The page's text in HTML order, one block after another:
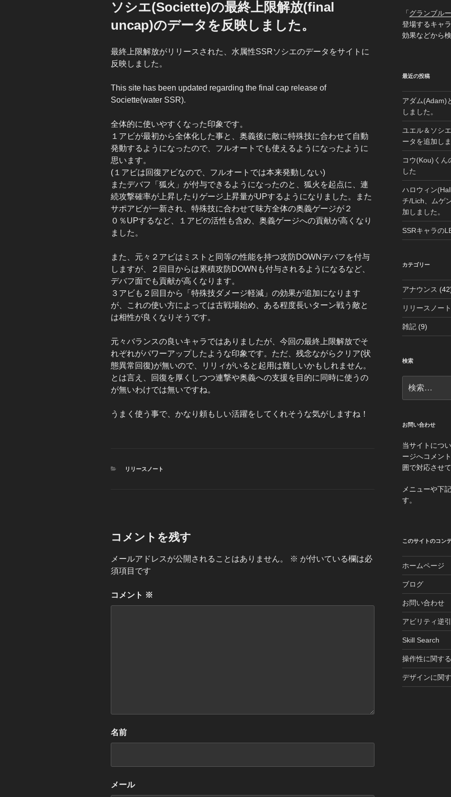
日:
ソシエ(Societte)の最終上限解放(final
uncap)のデータを反映しました。
最終上限解放がリリースされた、水属性SSRソシエのデータをサイトに
反映しました。
This site has been updated regarding the final cap release of
Societte(water SSR).
全体的に使いやすくなった印象です。
１アビが最初から全体化した事と、奥義後に敵に特殊技に合わせて自動
発動するようになったので、フルオートでも使えるようになったように
思います。
(１アビは回復アビなので、フルオートでは本来発動しない)
またデバフ「狐火」が付与できるようになったのと、狐火を起点に、連
続攻撃確率が上昇したりゲージ上昇量がUPするようになりました。また
サポアビが一新され、特殊技に合わせて味方全体の奥義ゲージが２
０％UPするなど、１アビの活性も含め、奥義ゲージへの貢献が高くなり
ました。
また、元々２アビはミストと同等の性能を持つ攻防DOWNデバフを付与
しますが、２回目からは累積攻防DOWNも付与されるようになるなど、
デバフ面でも貢献が高くなります。
３アビも２回目から「特殊技ダメージ軽減」の効果が追加になります
が、これの使い方によっては古戦場始め、ある程度長いターン戦う敵と
は相性が良くなりそうです。
元々バランスの良いキャラではありましたが、今回の最終上限解放でそ
れぞれがパワーアップしたような印象です。ただ、残念ながらクリア(状
態異常回復)が無いので、リリィがいると起用は難しいかもしれません。
とは言え、回復を厚くしつつ連撃や奥義への支援を目的に同時に使うの
が無いわけでは無いですね。
うまく使う事で、かなり頼もしい活躍をしてくれそうな気がしますね！
カ
リリースノート
コメントを残す
メールアドレスが公開されることはありません。 ※ が付いている欄は必
須項目です
コメント ※
名前
メール
「グランブル
登場するキャ
効果などから
最近の投稿
アダム(Adam)
しました。
ユエル＆ソシ
ータを追加しま
コウ(Kou)くん
した
ハロウィン
チ/Lich、ムゲ
加しました。
SSRキャラの
カテゴリー
アナウンス
リリースノート
雑記(9)
検索
索:
お問い合わせ
当サイトにつ
ージへコメン
囲で対応させ
メニューや下
す。
このサイトのコン
ホームページ
ブログ
お問い合わせ
アビリティ逆
Skill Search
操作性に関す
デザインに関